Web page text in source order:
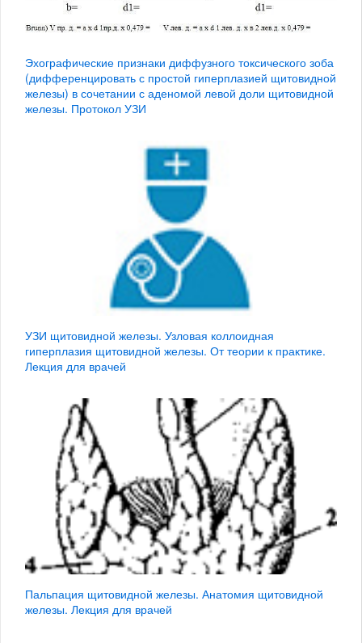
Эхографические признаки диффузного токсического зоба
(дифференцировать с простой гиперплазией щитовидной
железы) в сочетании с аденомой левой доли щитовидной
железы. Протокол УЗИ
УЗИ щитовидной железы. Узловая коллоидная
гиперплазия щитовидной железы. От теории к практике.
Лекция для врачей
Пальпация щитовидной железы. Анатомия щитовидной
железы. Лекция для врачей